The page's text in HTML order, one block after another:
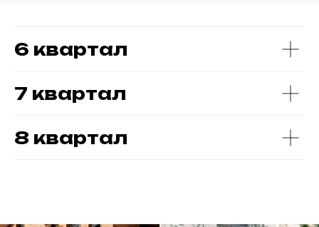
6 квартал
6 квартал
7 квартал
8 квартал